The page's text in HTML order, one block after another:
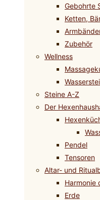
Gebohrte
Ketten,
Zubehör
Wellness
Steine A-Z
Der
Pendel
Tensoren
Altar- und
Harmonie
Erde